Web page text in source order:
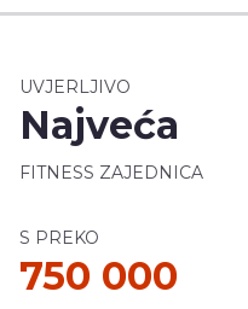
UVJERLJIVO
Najveća
FITNESS ZAJEDNICA
S PREKO
750 000